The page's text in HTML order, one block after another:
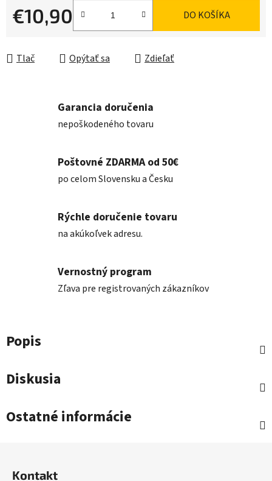
€10,90
Jednotková cena:
DO KOŠÍKA
Tlač Opýtať sa Zdieľať
Garancia doručenia
nepoškodeného tovaru
Poštovné ZDARMA od 50€
po celom Slovensku a Česku
Rýchle doručenie tovaru
na akúkoľvek adresu.
Vernostný program
Zľava pre registrovaných zákazníkov
Popis
Diskusia
Ostatné informácie
Kontakt